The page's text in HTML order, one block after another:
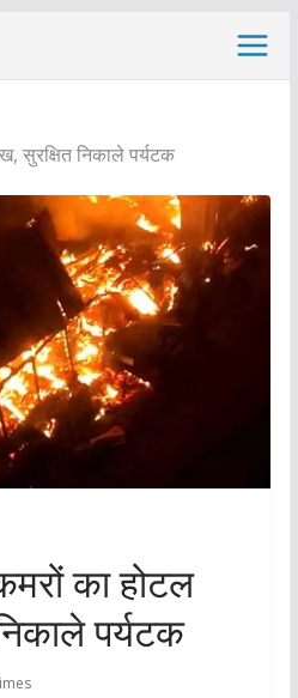
सुरक्षित निकाले पर्यटक
का होटल
पर्यटक